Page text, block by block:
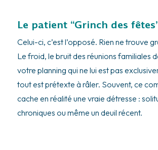
Le patient “Grinch des
Celui-ci, c’est l’opposé. Rien ne trouve
Le froid, le bruit des réunions familiales
votre planning qui ne lui est pas
tout est prétexte à râler. Souvent, ce
cache en réalité une vraie détresse :
chroniques ou même un deuil récent.